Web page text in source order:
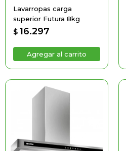
Lavarropas carga
superior Futura 8kg
$ 16.297